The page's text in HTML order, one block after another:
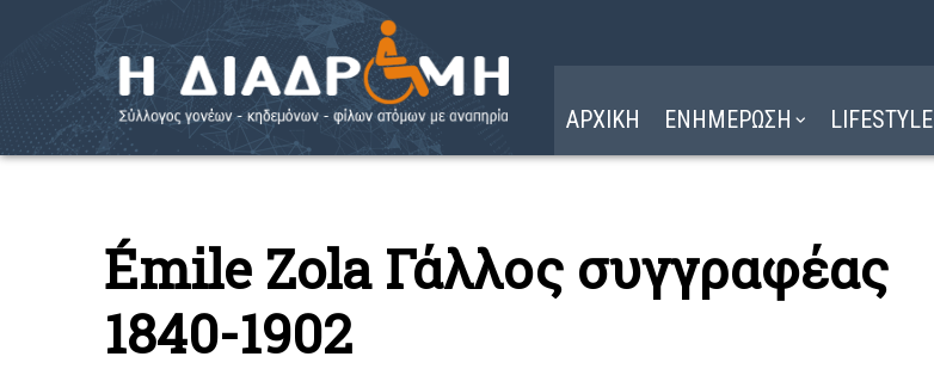
ΑΡΧΙΚΗ ΕΝΗΜΕΡΩΣΗ LIFESTYLE
Émile Zola Γάλλος συγγραφέας
1840-1902